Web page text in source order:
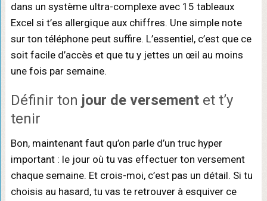
dans un système ultra-complexe avec 15 tableaux
Excel si t’es allergique aux chiffres. Une simple note
sur ton téléphone peut suffire. L’essentiel, c’est que ce
soit facile d’accès et que tu y jettes un œil au moins
une fois par semaine.
Définir ton jour de versementet t’y
tenir
Bon, maintenant faut qu’on parle d’un truc hyper
important : le jour où tu vas effectuer ton versement
chaque semaine. Et crois-moi, c’est pas un détail. Si tu
choisis au hasard, tu vas te retrouver à esquiver ce